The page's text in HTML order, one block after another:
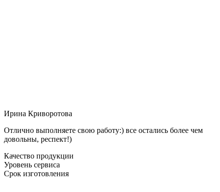
Ирина Криворотова
Отлично выполняете свою работу:) все остались более чем
довольны, респект!)
Качество продукции
Уровень сервиса
Срок изготовления